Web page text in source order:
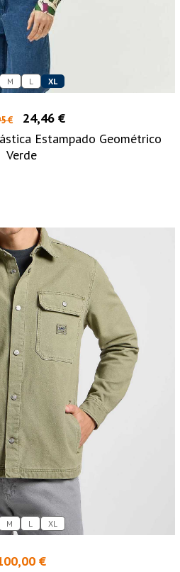
M L XL
€
24,46 €
Estampado Geométrico
Verde
M L XL
€